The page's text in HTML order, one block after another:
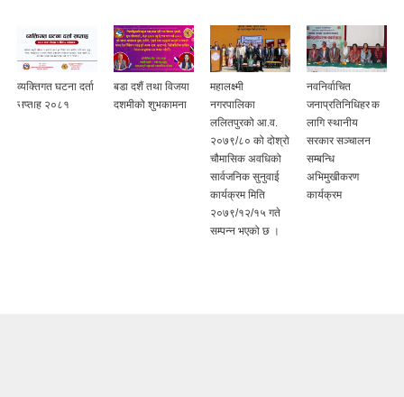
घटना दर्ता
बडा दशैं तथा विजया
दशमीको शुभकामना
महालक्ष्मी
नगरपालिका
ललितपुरको आ.व.
२०७९/८० को दोश्रो
चौमासिक अवधिको
सार्वजनिक सुनुवाई
कार्यक्रम मिति
२०७९/१२/१५ गते
सम्पन्न भएको छ ।
जनाप्रतिनिधिहरुक
लागि स्थानीय
सरकार सञ्चालन
सम्बन्धि
अभिमुखीकरण
कार्यक्रम